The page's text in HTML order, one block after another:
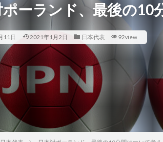
ーランド、最後の10
11日 2021年1月2日 日本代表 92view